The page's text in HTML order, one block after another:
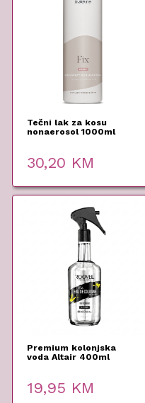
Tečni lak za kosu
nonaerosol 1000ml
30,20 KM
Premium kolonjska
voda Altair 400ml
19,95 KM